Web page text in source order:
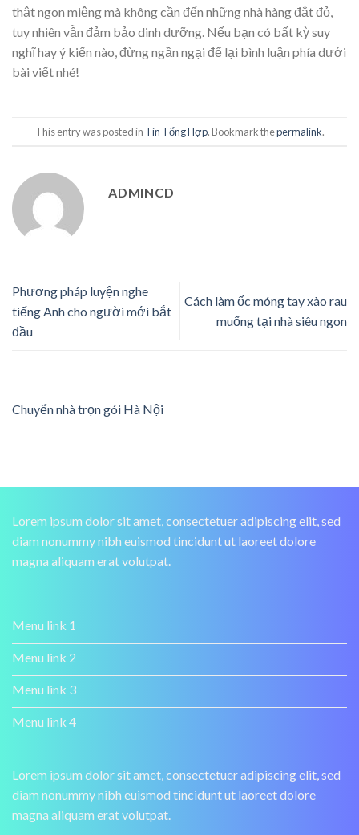
thật ngon miệng mà không cần đến những nhà hàng đắt đỏ,
tuy nhiên vẫn đảm bảo dinh dưỡng. Nếu bạn có bất kỳ suy
nghĩ hay ý kiến nào, đừng ngần ngại để lại bình luận phía dưới
bài viết nhé!
This entry was posted in Tin Tổng Hợp. Bookmark thepermalink.
ADMINCD
Phương pháp luyện nghe
tiếng Anh cho người mới bắt
đầu
Cách làm ốc móng tay xào rau
muống tại nhà siêu ngon
Chuyển nhà trọn gói Hà Nội
Lorem ipsum dolor sit amet, consectetuer adipiscing elit, sed
diam nonummy nibh euismod tincidunt ut laoreet dolore
magna aliquam erat volutpat.
Menu link 1
Menu link 2
Menu link 3
Menu link 4
Lorem ipsum dolor sit amet, consectetuer adipiscing elit, sed
diam nonummy nibh euismod tincidunt ut laoreet dolore
magna aliquam erat volutpat.